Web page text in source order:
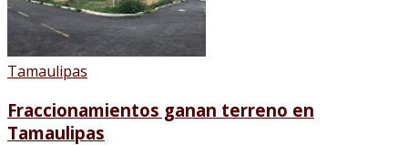
Tamaulipas
Fraccionamientos ganan terreno en
Tamaulipas